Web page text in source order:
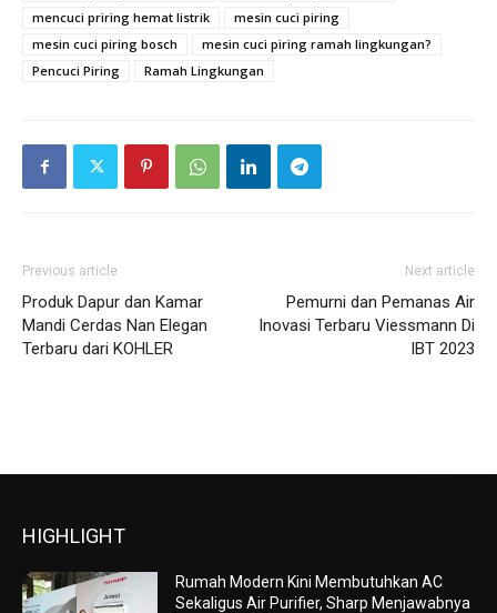
mencuci priring hemat listrik
mesin cuci piring
mesin cuci piring bosch
mesin cuci piring ramah lingkungan?
Pencuci Piring
Ramah Lingkungan
Previous article
Produk Dapur dan Kamar
Mandi Cerdas Nan Elegan
Terbaru dari KOHLER
Next article
Pemurni dan Pemanas Air
Inovasi Terbaru Viessmann Di
IBT 2023
HIGHLIGHT
Rumah Modern Kini Membutuhkan AC
Sekaligus Air Purifier, Sharp Menjawabnya